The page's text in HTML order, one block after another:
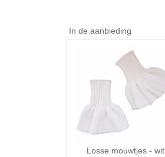
In de aanbieding
Losse mouwtjes - wit